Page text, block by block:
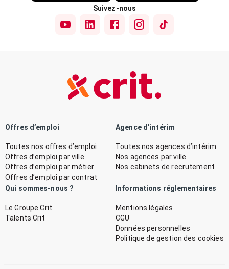
Suivez-nous
Offres d’emploi
Toutes nos offres d’emploi
Offres d’emploi par ville
Offres d’emploi par métier
Offres d’emploi par contrat
Agence d’intérim
Toutes nos agences d’intérim
Nos agences par ville
Nos cabinets de recrutement
Qui sommes-nous ?
Le Groupe Crit
Talents Crit
Informations réglementaires
Mentions légales
CGU
Données personnelles
Politique de gestion des cookies